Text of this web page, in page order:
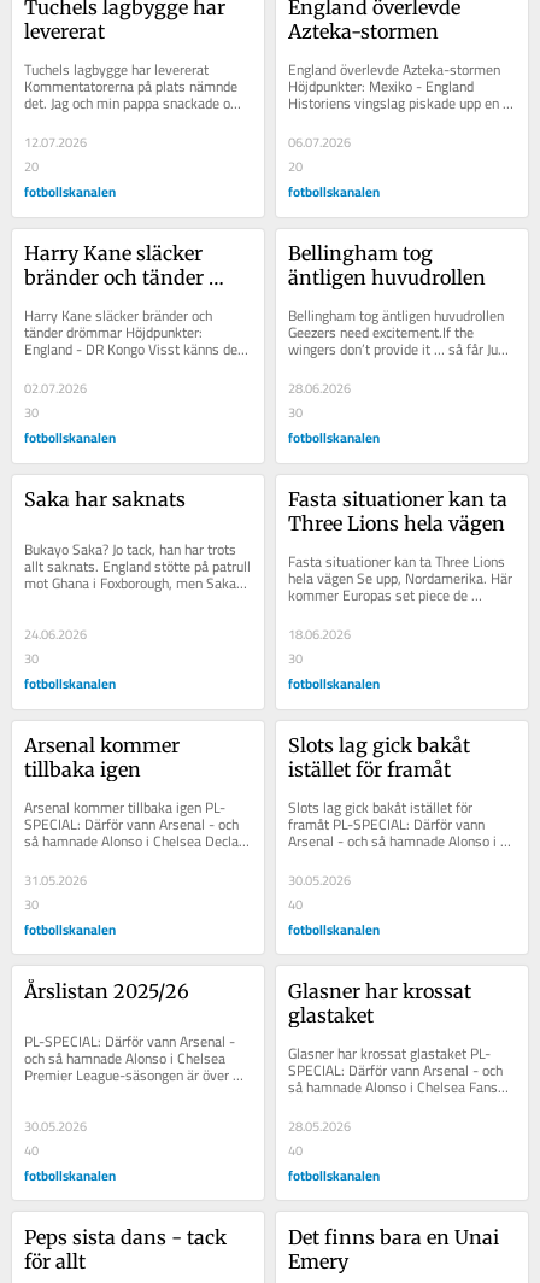
Tuchels lagbygge har
levererat
Tuchels lagbygge har levererat
Kommentatorerna på plats nämnde
det. Jag och min pappa snackade om
det framför TV:n. Thomas Tuchel
flyttar runt sina...
12.07.2026
20
fotbollskanalen
England överlevde
Azteka-stormen
England överlevde Azteka-stormen
Höjdpunkter: Mexiko - England
Historiens vingslag piskade upp en
storm på Aztekastadion, där Jarell
Quansah var...
06.07.2026
20
fotbollskanalen
Harry Kane släcker
bränder och tänder
Harry Kane släcker bränder och
tänder drömmar Höjdpunkter:
England - DR Kongo Visst känns det
fint att vara vidare, en runda till?
Fasta...
02.07.2026
30
fotbollskanalen
Bellingham tog
äntligen huvudrollen
Bellingham tog äntligen huvudrollen
Geezers need excitement.If the
wingers don’t provide it … så får Jude
Bellingham göra det istället....
28.06.2026
30
fotbollskanalen
Saka har saknats
Bukayo Saka? Jo tack, han har trots
allt saknats. England stötte på patrull
mot Ghana i Foxborough, men Sakas
situation ger Three Lions anledning...
24.06.2026
30
fotbollskanalen
Fasta situationer kan ta
Three Lions hela vägen
Fasta situationer kan ta Three Lions
hela vägen Se upp, Nordamerika. Här
kommer Europas set piece de
résistance. England är, precis som de
senaste...
18.06.2026
30
fotbollskanalen
Arsenal kommer
tillbaka igen
Arsenal kommer tillbaka igen PL-
SPECIAL: Därför vann Arsenal - och
så hamnade Alonso i Chelsea Declan
efter...
31.05.2026
30
fotbollskanalen
Slots lag gick bakåt
istället för framåt
Slots lag gick bakåt istället för
framåt PL-SPECIAL: Därför vann
Arsenal - och så hamnade Alonso i
trots...
30.05.2026
40
fotbollskanalen
Årslistan 2025/26
PL-SPECIAL: Därför vann Arsenal -
och så hamnade Alonso i Chelsea
Premier League-säsongen är över
och det är dags för reflektion. Vilka
30.05.2026
40
fotbollskanalen
Glasner har krossat
glastaket
Glasner har krossat glastaket PL-
SPECIAL: Därför vann Arsenal - och
så hamnade Alonso i Chelsea Fansen
rundresa i...
28.05.2026
40
fotbollskanalen
Peps sista dans - tack
för allt
Det finns bara en Unai
Emery